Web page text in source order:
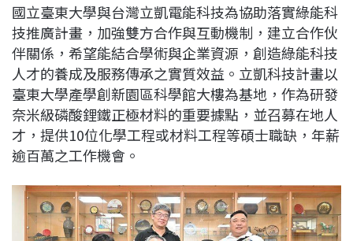
c
e
b
o
o
k
n
e
r
e
a
d
s
n
k
e
d
I
n
p
y
L
i
n
k
國立臺東大學與台灣立凱電能科技為協助落實綠能科
技推廣計畫，加強雙方合作與互動機制，建立合作伙
伴關係，希望能結合學術與企業資源，創造綠能科技
人才的養成及服務傳承之實質效益。立凱科技計畫以
臺東大學產學創新園區科學館大樓為基地，作為研發
奈米級磷酸鋰鐵正極材料的重要據點，並召募在地人
才，提供10位化學工程或材料工程等碩士職缺，年薪
逾百萬之工作機會。